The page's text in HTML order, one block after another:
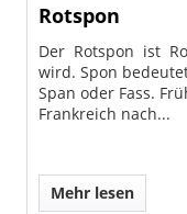
Rotspon
Der Rotspon ist
wird. Spon
Span oder Fass.
Frankreich nach...
Mehr lesen